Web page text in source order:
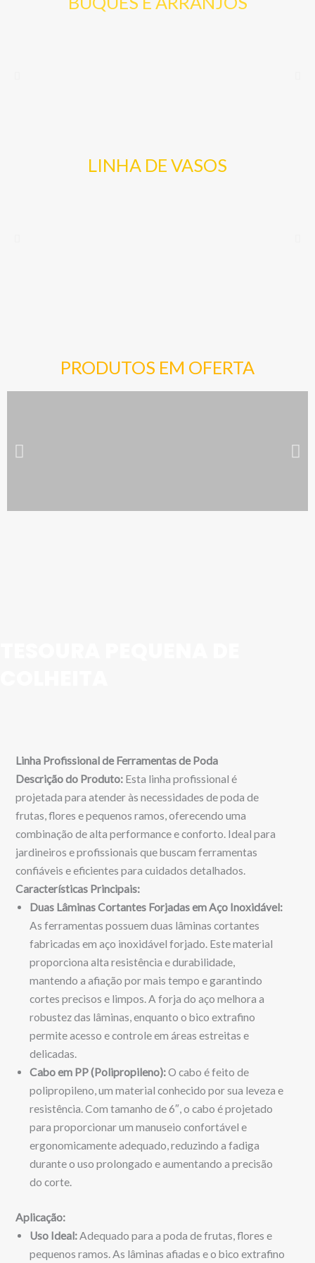
LINHA DE VASOS
PRODUTOS EM OFERTA
Linha Profissional de Ferramentas de Poda
Descrição do Produto: Esta linha profissional é
projetada para atender às necessidades de poda de
frutas, flores e pequenos ramos, oferecendo uma
combinação de alta performance e conforto. Ideal para
jardineiros e profissionais que buscam ferramentas
confiáveis e eficientes para cuidados detalhados.
Características Principais:
Duas Lâminas Cortantes Forjadas em Aço Inoxidável:
As ferramentas possuem duas lâminas cortantes
fabricadas em aço inoxidável forjado. Este material
proporciona alta resistência e durabilidade,
mantendo a afiação por mais tempo e garantindo
cortes precisos e limpos. A forja do aço melhora a
robustez das lâminas, enquanto o bico extrafino
permite acesso e controle em áreas estreitas e
delicadas.
Cabo em PP (Polipropileno):O cabo é feito de
polipropileno, um material conhecido por sua leveza e
resistência. Com tamanho de 6″, o cabo é projetado
para proporcionar um manuseio confortável e
ergonomicamente adequado, reduzindo a fadiga
durante o uso prolongado e aumentando a precisão
do corte.
Aplicação:
Uso Ideal:Adequado para a poda de frutas, flores e
pequenos ramos. As lâminas afiadas e o bico extrafino